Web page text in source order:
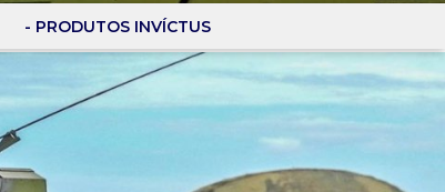
- PRODUTOS INVÍCTUS